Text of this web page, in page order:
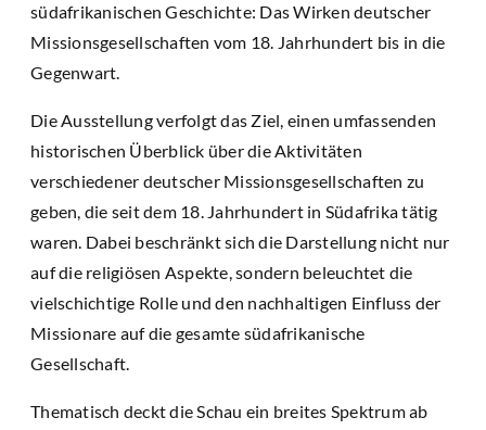
südafrikanischen Geschichte: Das Wirken deutscher
Missionsgesellschaften vom 18. Jahrhundert bis in die
Gegenwart.
Die Ausstellung verfolgt das Ziel, einen umfassenden
historischen Überblick über die Aktivitäten
verschiedener deutscher Missionsgesellschaften zu
geben, die seit dem 18. Jahrhundert in Südafrika tätig
waren. Dabei beschränkt sich die Darstellung nicht nur
auf die religiösen Aspekte, sondern beleuchtet die
vielschichtige Rolle und den nachhaltigen Einfluss der
Missionare auf die gesamte südafrikanische
Gesellschaft.
Thematisch deckt die Schau ein breites Spektrum ab